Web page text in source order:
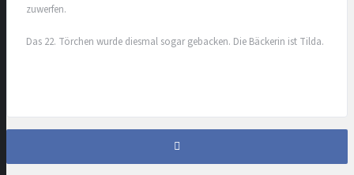
zuwerfen.
Das 22. Törchen wurde diesmal sogar gebacken. Die Bäckerin ist Tilda.